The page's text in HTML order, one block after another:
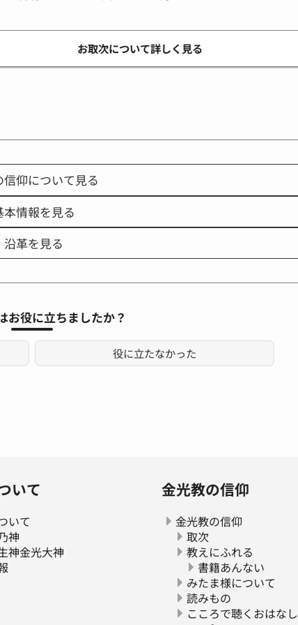
お取次について詳しく見る
信仰について見る
本情報を見る
沿革を見る
お役に立ちましたか？
役に立たなかった
いて
いて
神
神金光大神
金光教の信仰
金光教の信仰
取次
教えにふれる
書籍あんない
みたま様について
読みもの
こころで聴くおはなし